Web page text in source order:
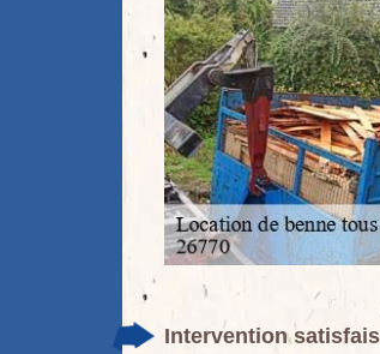
Intervention